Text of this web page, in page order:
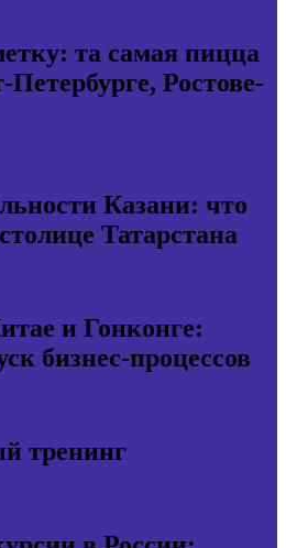
та самая пицца
Ростове-
Казани: что
Татарстана
и Гонконге:
бизнес-процессов
тренинг